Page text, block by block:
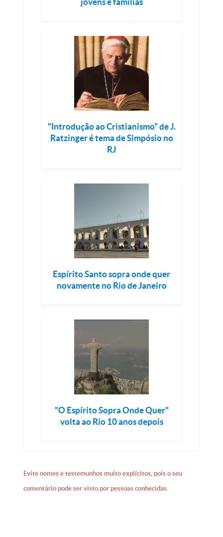
jovens e famílias
"Introdução ao Cristianismo" de J.
Ratzinger é tema de Simpósio no
RJ
Espírito Santo sopra onde quer
novamente no Rio de Janeiro
"O Espírito Sopra Onde Quer"
volta ao Rio 10 anos depois
Evite nomes e testemunhos muito explícitos, pois o seu
comentário pode ser visto por pessoas conhecidas.